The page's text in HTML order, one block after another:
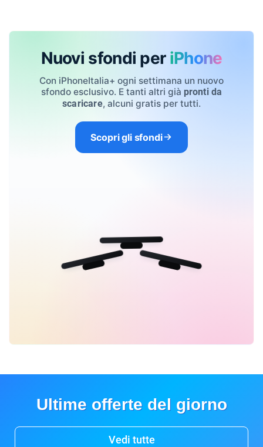
Nuovi sfondi per iPhone
Con iPhoneItalia+ ogni settimana un nuovo
sfondo esclusivo. E tanti altri già pronti da
scaricare, alcuni gratis per tutti.
Scopri gli sfondi
Ultime offerte del giorno
Vedi tutte